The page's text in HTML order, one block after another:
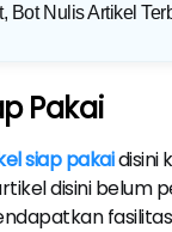
Bot Nulis Artikel
Pakai
siap pakaidisini
disini